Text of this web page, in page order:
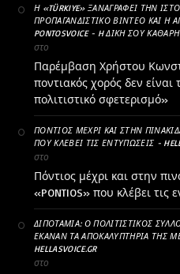
Η «TÜRKIYE» ΞΑΝΑΓΡΆΦΕΙ ΤΗΝ
ΠΡΟΠΑΓΑΝΔΙΣΤΙΚΌ ΒΊΝΤΕΟ ΚΑΙ Η
PONTOSVOICE - H ΔΙΚΉ ΣΟΥ
στο
Παρέμβαση Χρήστου
ποντιακός χορός δεν είναι
πολιτιστικό σφετερισμό»
ΠΌΝΤΙΟΣ ΜΈΧΡΙ ΚΑΙ ΣΤΗΝ
ΠΟΥ ΚΛΈΒΕΙ ΤΙΣ ΕΝΤΥΠΏΣΕΙΣ -
στο
Πόντιος μέχρι και στην
«PONTIOS» που κλέβει τις
ΔΙΠΟΤΑΜΊΑ: Ο ΠΟΛΙΤΙΣΤΙΚΌΣ
ΈΚΑΝΑΝ ΤΑ ΑΠΟΚΑΛΥΠΤΉΡΙΑ ΤΗΣ
HELLASVOICE.GR
στο